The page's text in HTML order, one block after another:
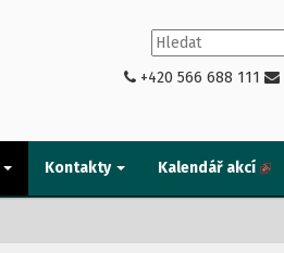
+420 566 688 111
Kontakty Kalendář akcí